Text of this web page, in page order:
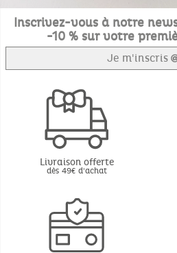
Inscrivez-vous à notre
-10 % sur votre
Je m'inscris
Livraison offerte
dès 49€ d'achat